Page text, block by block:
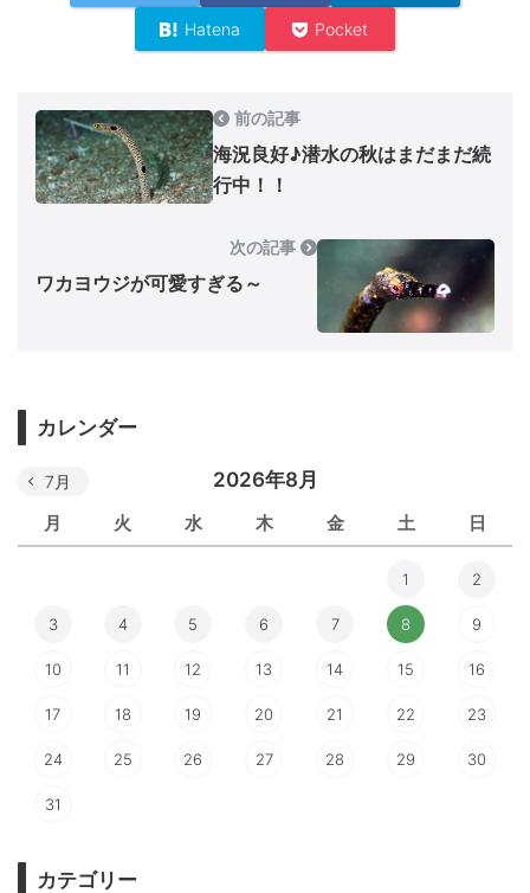
Hatena Pocket
前の記事
海況良好♪潜水の秋はまだまだ続
行中！！
次の記事
ワカヨウジが可愛すぎる～
カレンダー
2026年8月
月 火 水 木 金 土 日
7月
1 2
3 4 5 6 7 8 9
10 11 12 13 14 15 16
17 18 19 20 21 22 23
24 25 26 27 28 29 30
31
カテゴリー